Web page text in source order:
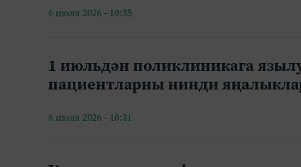
6 июля 2026 - 10:35
1 июльдән поликлиникага
пациентларны нинди
6 июля 2026 - 10:31